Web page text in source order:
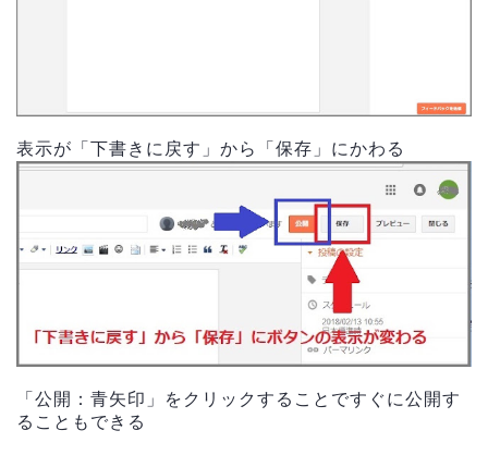
表示が「下書きに戻す」から「保存」にかわる
「公開：青矢印」をクリックすることですぐに公開す
ることもできる